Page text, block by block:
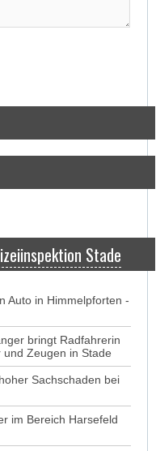
Stade
Auto in Himmelpforten -
bringt Radfahrerin
Zeugen in Stade
Sachschaden bei
im Bereich Harsefeld